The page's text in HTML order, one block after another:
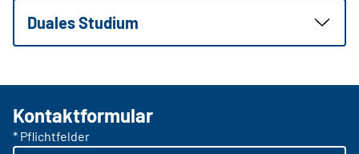
Duales Studium
Kontaktformular
* Pflichtfelder